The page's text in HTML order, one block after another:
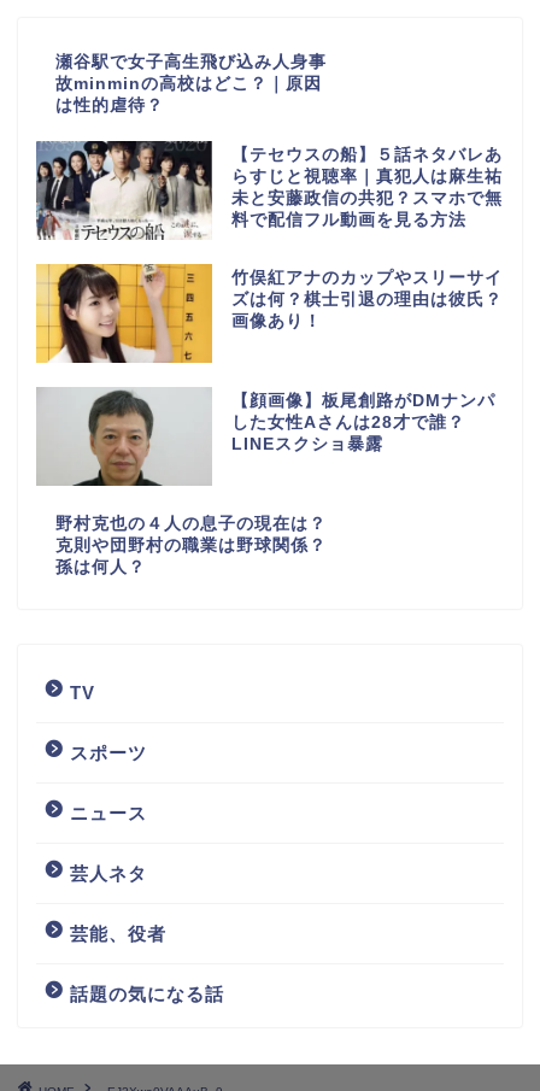
瀬谷駅で女子高生飛び込み人身事
故minminの高校はどこ？｜原因
は性的虐待？
【テセウスの船】５話ネタバレあ
らすじと視聴率｜真犯人は麻生祐
未と安藤政信の共犯？スマホで無
料で配信フル動画を見る方法
竹俣紅アナのカップやスリーサイ
ズは何？棋士引退の理由は彼氏？
画像あり！
【顔画像】板尾創路がDMナンパ
した女性Aさんは28才で誰？
LINEスクショ暴露
野村克也の４人の息子の現在は？
克則や団野村の職業は野球関係？
孫は何人？
TV
スポーツ
ニュース
芸人ネタ
芸能、役者
話題の気になる話